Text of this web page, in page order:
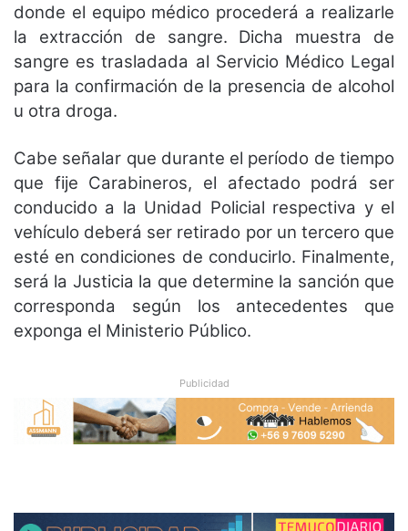
donde el equipo médico procederá a realizarle
la extracción de sangre. Dicha muestra de
sangre es trasladada al Servicio Médico Legal
para la confirmación de la presencia de alcohol
u otra droga.
Cabe señalar que durante el período de tiempo
que fije Carabineros, el afectado podrá ser
conducido a la Unidad Policial respectiva y el
vehículo deberá ser retirado por un tercero que
esté en condiciones de conducirlo. Finalmente,
será la Justicia la que determine la sanción que
corresponda según los antecedentes que
exponga el Ministerio Público.
Publicidad